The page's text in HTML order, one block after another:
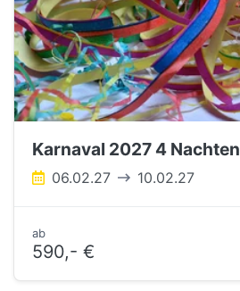
Karnaval 2027 4 Nachten
06.02.27 10.02.27
ab
590,- €